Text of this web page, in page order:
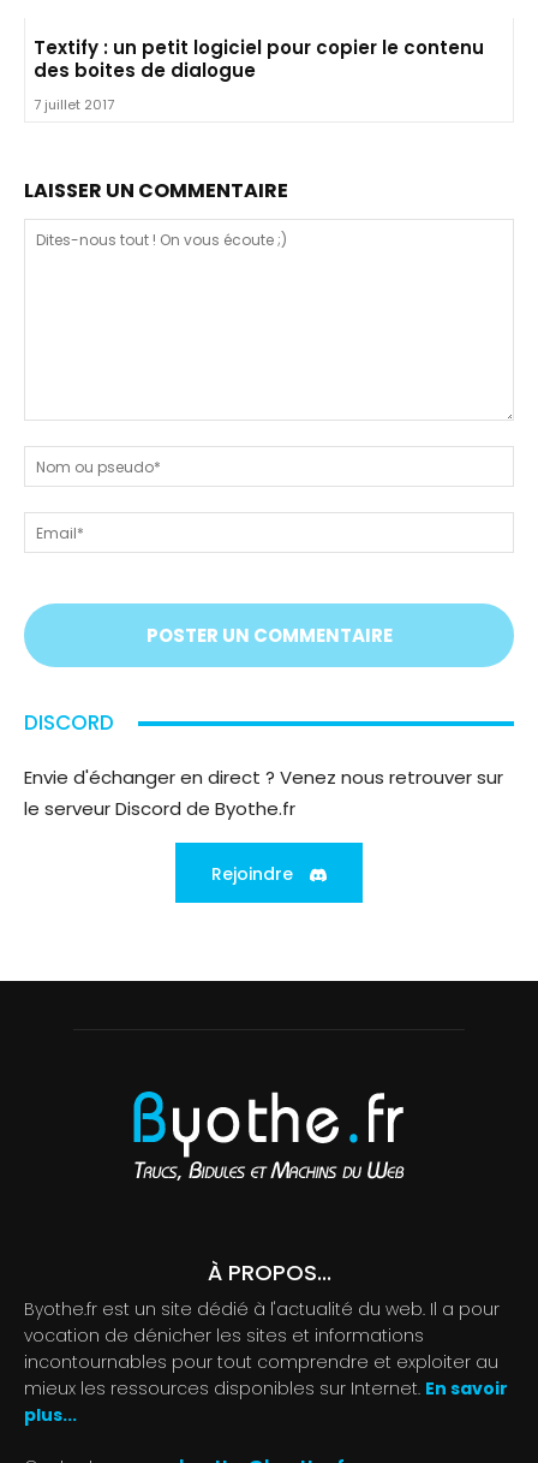
Textify : un petit logiciel pour copier le contenu
des boites de dialogue
7 juillet 2017
LAISSER UN COMMENTAIRE
nous
tout
!
On
vous
;)
ou
DISCORD
Envie d'échanger en direct ? Venez nous retrouver sur
le serveur Discord de Byothe.fr
Rejoindre
À PROPOS...
Byothe.fr est un site dédié à l'actualité du web. Il a pour
vocation de dénicher les sites et informations
incontournables pour tout comprendre et exploiter au
mieux les ressources disponibles sur Internet. En savoir
plus...